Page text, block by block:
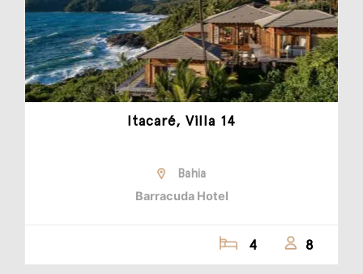
Itacaré, Villa 14
Bahia
Barracuda Hotel
4 8